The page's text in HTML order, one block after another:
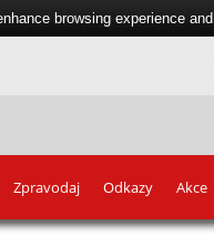
Zpravodaj Odkazy Akce
browsing experience